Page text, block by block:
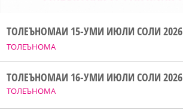
ТОЛЕЪНОМА
ТОЛЕЪНОМАИ 15-УМИ ИЮЛИ СОЛИ 2026
ТОЛЕЪНОМА
ТОЛЕЪНОМАИ 16-УМИ ИЮЛИ СОЛИ 2026